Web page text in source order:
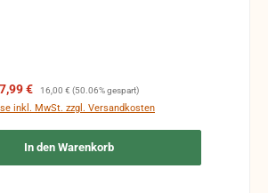
Verkaufspreis:
7,99 € Regulärer Preis:
16,00 € (50.06% gespart)
inkl. MwSt. zzgl. Versandkosten
In den Warenkorb